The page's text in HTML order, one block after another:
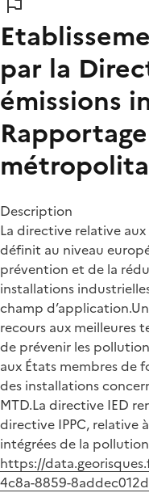
par la
émissions
Description
La directive relative
définit au niveau
prévention et de la
installations
champ
recours aux meilleures
de prévenir les
aux États membres de
des installations
MTD.La directive IED
directive IPPC, relative
intégrées de la
https://
4c8a-8859-